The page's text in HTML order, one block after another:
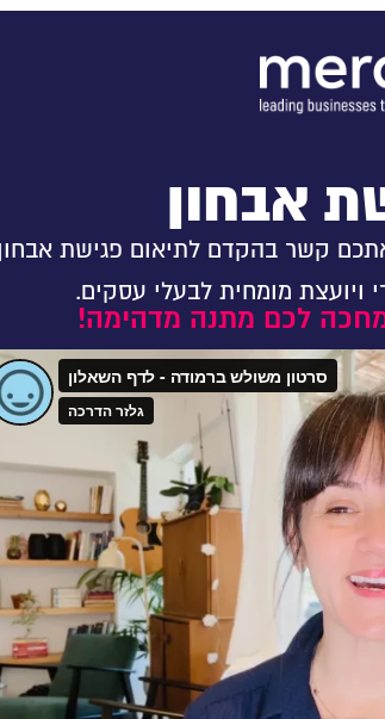
אבחון
קשר בהקדם לתיאום פגישת
ויועצת מומחית לבעלי עסקים.
לכם מתנה מדהימה!